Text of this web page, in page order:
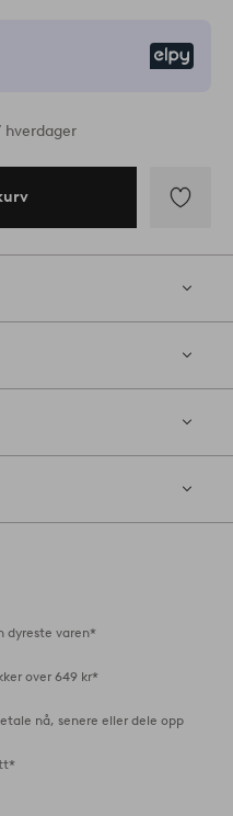
hverdager
til
dyreste varen*
over 649 kr*
nå, senere eller dele opp